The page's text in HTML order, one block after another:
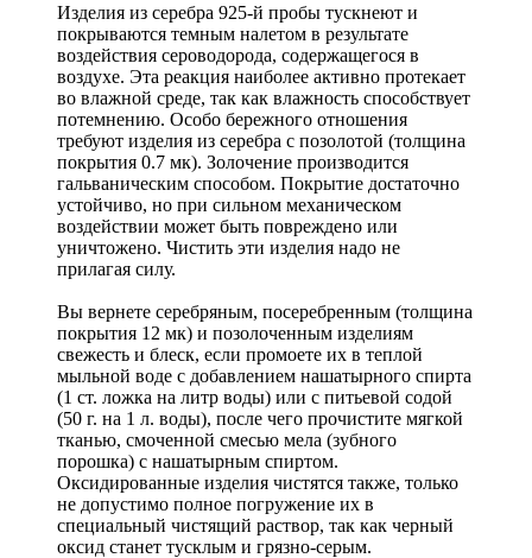
Изделия из серебра 925-й пробы тускнеют и
покрываются темным налетом в результате
воздействия сероводорода, содержащегося в
воздухе. Эта реакция наиболее активно протекает
во влажной среде, так как влажность способствует
потемнению. Особо бережного отношения
требуют изделия из серебра с позолотой (толщина
покрытия 0.7 мк). Золочение производится
гальваническим способом. Покрытие достаточно
устойчиво, но при сильном механическом
воздействии может быть повреждено или
уничтожено. Чистить эти изделия надо не
прилагая силу.
Вы вернете серебряным, посеребренным (толщина
покрытия 12 мк) и позолоченным изделиям
свежесть и блеск, если промоете их в теплой
мыльной воде с добавлением нашатырного спирта
(1 ст. ложка на литр воды) или с питьевой содой
(50 г. на 1 л. воды), после чего прочистите мягкой
тканью, смоченной смесью мела (зубного
порошка) с нашатырным спиртом.
Оксидированные изделия чистятся также, только
не допустимо полное погружение их в
специальный чистящий раствор, так как черный
оксид станет тусклым и грязно-серым.